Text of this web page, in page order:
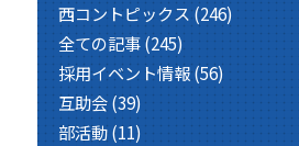
西コントピックス(246)
全ての記事(245)
採用イベント情報(56)
互助会(39)
部活動(11)